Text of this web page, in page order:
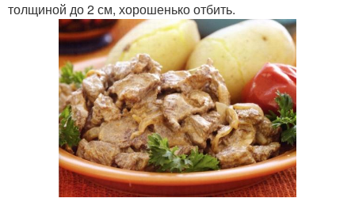
толщиной до 2 см, хорошенько отбить.